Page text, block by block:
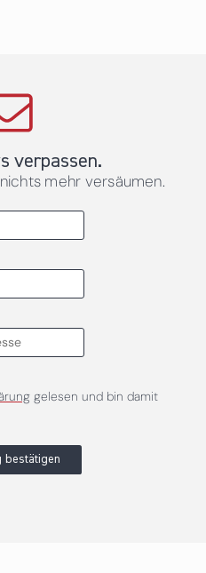
verpassen.
mehr versäumen.
gelesen und bin damit
bestätigen